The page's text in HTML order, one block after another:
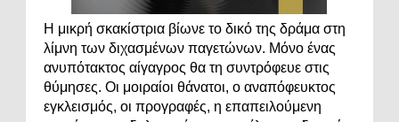
Η μικρή σκακίστρια βίωνε το δικό της δράμα στη
λίμνη των διχασμένων παγετώνων. Μόνο ένας
ανυπότακτος αίγαγρος θα τη συντρόφευε στις
θύμησες. Οι μοιραίοι θάνατοι, ο αναπόφευκτος
εγκλεισμός, οι προγραφές, η επαπειλούμενη